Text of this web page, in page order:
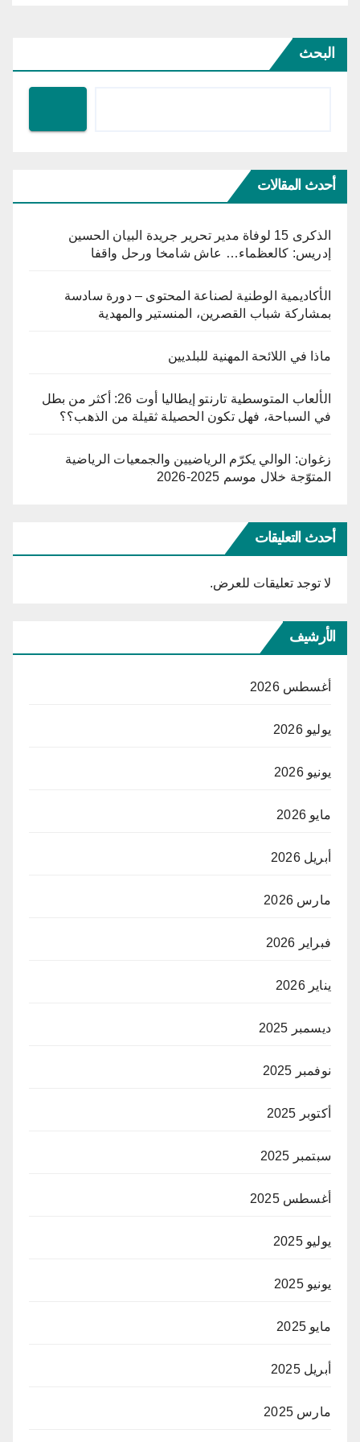
البحث
أحدث المقالات
الذكرى 15 لوفاة مدير تحرير جريدة البيان الحسين
إدريس: كالعظماء… عاش شامخا ورحل واقفا
الأكاديمية الوطنية لصناعة المحتوى – دورة سادسة
بمشاركة شباب القصرين، المنستير والمهدية
ماذا في اللائحة المهنية للبلديين
الألعاب المتوسطية تارنتو إيطاليا أوت 26: أكثر من بطل
في السباحة، فهل تكون الحصيلة ثقيلة من الذهب؟؟
زغوان: الوالي يكرّم الرياضيين والجمعيات الرياضية
المتوّجة خلال موسم 2025-2026
أحدث التعليقات
لا توجد تعليقات للعرض.
الأرشيف
أغسطس 2026
يوليو 2026
يونيو 2026
مايو 2026
أبريل 2026
مارس 2026
فبراير 2026
يناير 2026
ديسمبر 2025
نوفمبر 2025
أكتوبر 2025
سبتمبر 2025
أغسطس 2025
يوليو 2025
يونيو 2025
مايو 2025
أبريل 2025
مارس 2025